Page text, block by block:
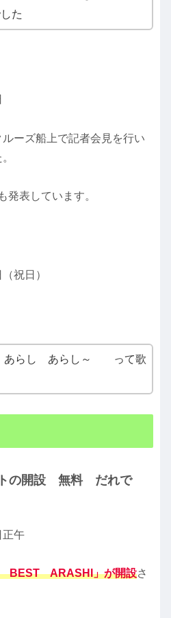
た
ーズ船上で記者会見を行い
発表しています。
祝日）
あらし あらし～ って歌
トの開設 無料 だれで
午
BEST ARASHI」が開設さ